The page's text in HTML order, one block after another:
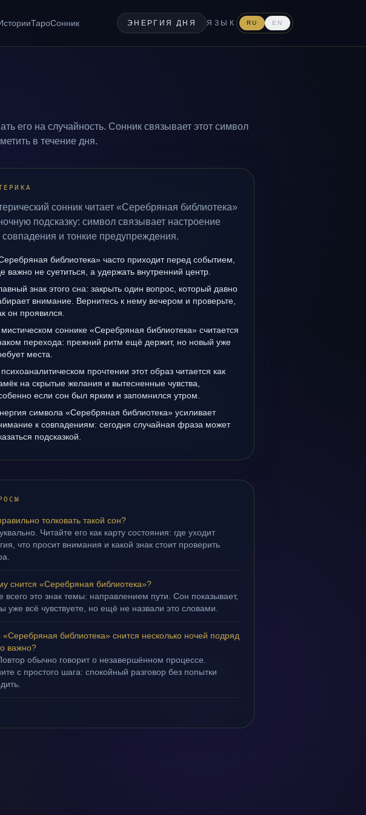
ТароСонник ЭНЕРГИЯ ДНЯ ЯЗЫК RU EN
его на случайность. Сонник связывает этот символ
в течение дня.
сонник читает «Серебряная библиотека»
подсказку: символ связывает настроение
совпадения и тонкие предупреждения.
библиотека» часто приходит перед событием,
важно не суетиться, а удержать внутренний центр.
знак этого сна: закрыть один вопрос, который давно
внимание. Вернитесь к нему вечером и проверьте,
он проявился.
соннике «Серебряная библиотека» считается
перехода: прежний ритм ещё держит, но новый уже
места.
прочтении этот образ читается как
на скрытые желания и вытесненные чувства,
если сон был ярким и запомнился утром.
символа «Серебряная библиотека» усиливает
к совпадениям: сегодня случайная фраза может
подсказкой.
толковать такой сон?
Читайте его как карту состояния: где уходит
что просит внимания и какой знак стоит проверить
снится «Серебряная библиотека»?
всего это знак темы: направлением пути. Сон показывает,
уже всё чувствуете, но ещё не назвали это словами.
«Серебряная библиотека» снится несколько ночей подряд
важно?
обычно говорит о незавершённом процессе.
с простого шага: спокойный разговор без попытки